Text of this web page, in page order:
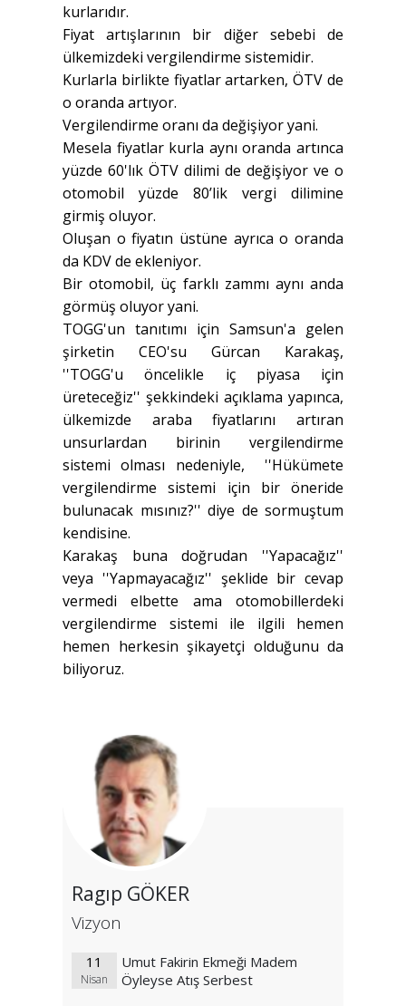
kurlarıdır.
Fiyat artışlarının bir diğer sebebi de
ülkemizdeki vergilendirme sistemidir.
Kurlarla birlikte fiyatlar artarken, ÖTV de
o oranda artıyor.
Vergilendirme oranı da değişiyor yani.
Mesela fiyatlar kurla aynı oranda artınca
yüzde 60'lık ÖTV dilimi de değişiyor ve o
otomobil yüzde 80’lik vergi dilimine
girmiş oluyor.
Oluşan o fiyatın üstüne ayrıca o oranda
da KDV de ekleniyor.
Bir otomobil, üç farklı zammı aynı anda
görmüş oluyor yani.
TOGG'un tanıtımı için Samsun'a gelen
şirketin CEO'su Gürcan Karakaş,
''TOGG'u öncelikle iç piyasa için
üreteceğiz'' şekkindeki açıklama yapınca,
ülkemizde araba fiyatlarını artıran
unsurlardan birinin vergilendirme
sistemi olması nedeniyle, ''Hükümete
vergilendirme sistemi için bir öneride
bulunacak mısınız?'' diye de sormuştum
kendisine.
Karakaş buna doğrudan ''Yapacağız''
veya ''Yapmayacağız'' şeklide bir cevap
vermedi elbette ama otomobillerdeki
vergilendirme sistemi ile ilgili hemen
hemen herkesin şikayetçi olduğunu da
biliyoruz.
Ragıp GÖKER
Vizyon
11
Nisan
Umut Fakirin Ekmeği Madem
Öyleyse Atış Serbest